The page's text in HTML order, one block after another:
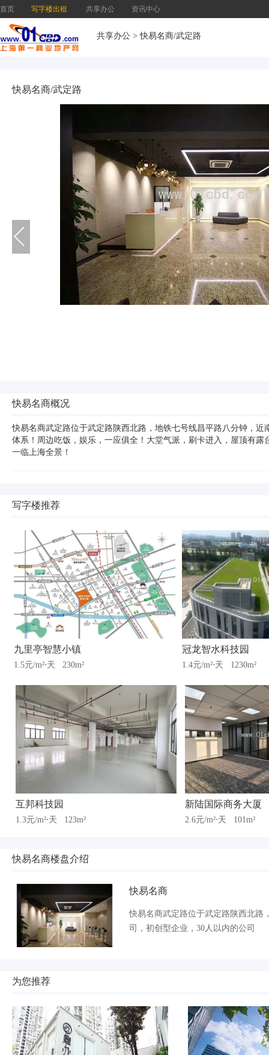
首页 写字楼出租 共享办公 资讯中心
共享办公 >快易名商/武定路
快易名商/武定路
快易名商概况
快易名商武定路位于武定路陕西北路，地铁七号线昌平路八分钟，
体系！周边吃饭，娱乐，一应俱全！大堂气派，刷卡进入，屋顶有
一临上海全景！
写字楼推荐
九里亭智慧小镇
1.5元/m²⋅天 230m²
冠龙智水科技园
1.4元/m²⋅天 1230m²
互邦科技园
1.3元/m²⋅天 123m²
新陆国际商务大厦
2.6元/m²⋅天 101m²
快易名商楼盘介绍
快易名商
快易名商武定路位于武定路陕西北路
司，初创型企业，30人以内的公司
为您推荐